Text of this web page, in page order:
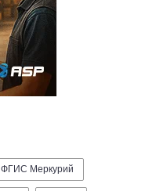
ФГИС Меркурий